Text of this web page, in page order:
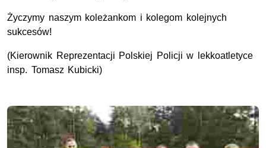
Życzymy naszym koleżankom i kolegom kolejnych
sukcesów!
(Kierownik Reprezentacji Polskiej Policji w lekkoatletyce
insp. Tomasz Kubicki)